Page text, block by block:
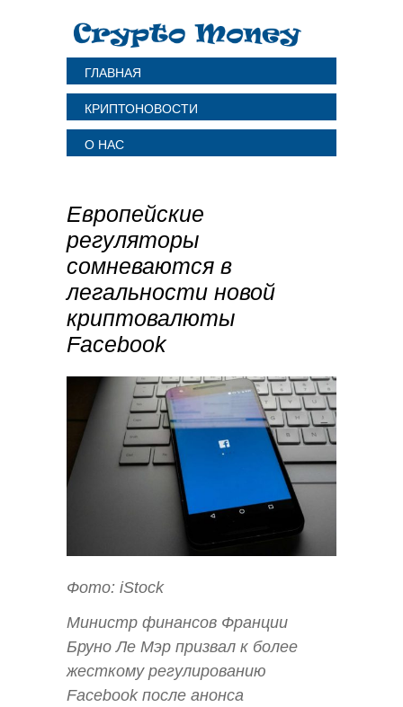
ГЛАВНАЯ
КРИПТОНОВОСТИ
О НАС
Европейские
регуляторы
сомневаются в
легальности новой
криптовалюты
Facebook
Фото: iStock
Министр финансов Франции
Бруно Ле Мэр призвал к более
жесткому регулированию
Facebook после анонса